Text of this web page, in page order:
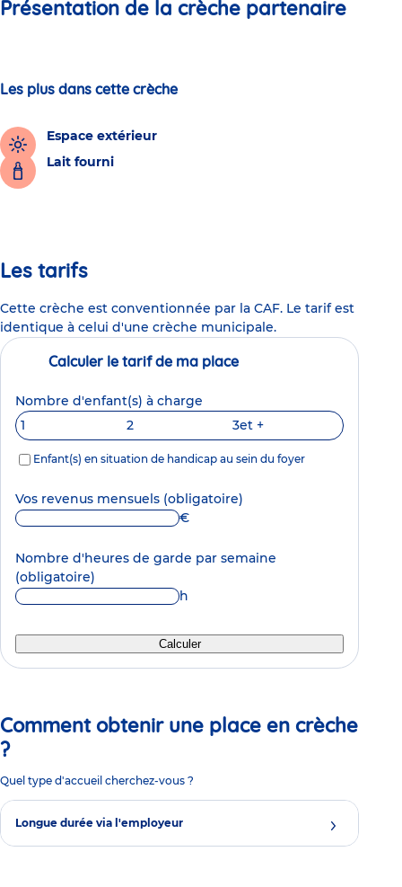
Présentation de la crèche partenaire
Les plus dans cette crèche
Espace extérieur
Lait fourni
Les tarifs
Cette crèche est conventionnée par la CAF. Le tarif est
identique à celui d'une crèche municipale.
Calculer le tarif de ma place
Nombre d'enfant(s) à charge
1
2 3et +
Enfant(s) en situation de handicap au sein du foyer
Vos revenus mensuels (obligatoire)
€
Nombre d'heures de garde par semaine
(obligatoire)
h
Calculer
Comment obtenir une place en crèche
?
Quel type d'accueil cherchez-vous ?
Longue durée via l'employeur